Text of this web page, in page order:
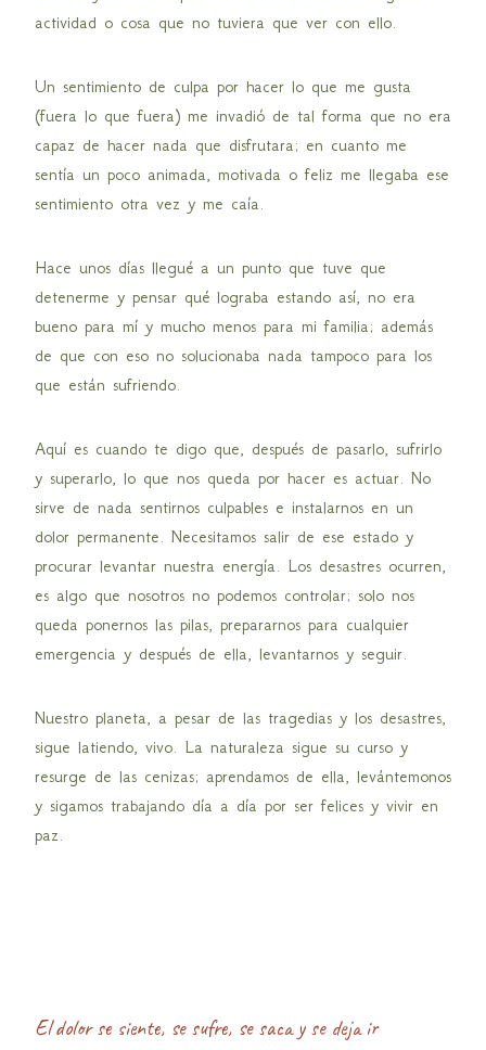
actividad o cosa que no tuviera que ver con ello.
Un sentimiento de culpa por hacer lo que me gusta
(fuera lo que fuera) me invadió de tal forma que no era
capaz de hacer nada que disfrutara; en cuanto me
sentía un poco animada, motivada o feliz me llegaba ese
sentimiento otra vez y me caía.
Hace unos días llegué a un punto que tuve que
detenerme y pensar qué lograba estando así, no era
bueno para mí y mucho menos para mi familia; además
de que con eso no solucionaba nada tampoco para los
que están sufriendo.
Aquí es cuando te digo que, después de pasarlo, sufrirlo
y superarlo, lo que nos queda por hacer es actuar. No
sirve de nada sentirnos culpables e instalarnos en un
dolor permanente. Necesitamos salir de ese estado y
procurar levantar nuestra energía. Los desastres ocurren,
es algo que nosotros no podemos controlar; solo nos
queda ponernos las pilas, prepararnos para cualquier
emergencia y después de ella, levantarnos y seguir.
Nuestro planeta, a pesar de las tragedias y los desastres,
sigue latiendo, vivo. La naturaleza sigue su curso y
resurge de las cenizas; aprendamos de ella, levántemonos
y sigamos trabajando día a día por ser felices y vivir en
paz.
El dolor se siente, se sufre, se saca y se deja ir